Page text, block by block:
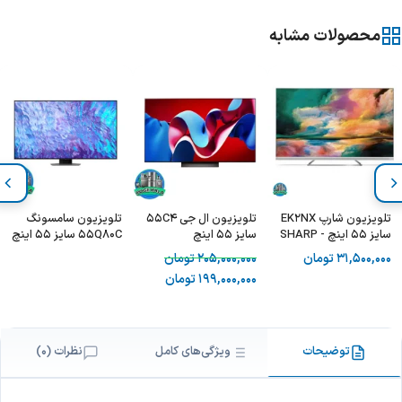
محصولات مشابه
تلویزیون شارپ EK2NX
سایز 55 اینچ - SHARP
55EK2NX
31,500,000تومان
تلویزیون ال جی 55C4
سایز 55 اینچ
205,000,000تومان
199,000,000تومان
تلویزیون سامسونگ
55Q80C سایز 55 اینچ
توضیحات ویژگی‌های کامل نظرات (0)